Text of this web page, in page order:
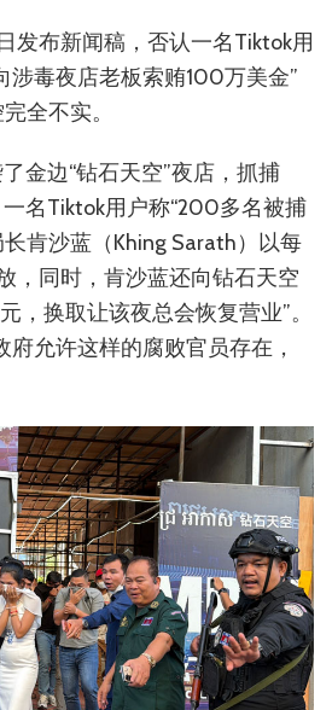
发布新闻稿，否认一名Tiktok用
涉毒夜店老板索贿100万美金”
全不实。
金边“钻石天空”夜店，抓捕
名Tiktok用户称“200多名被捕
肯沙蓝（Khing Sarath）以每
，同时，肯沙蓝还向钻石天空
，换取让该夜总会恢复营业”。
府允许这样的腐败官员存在，